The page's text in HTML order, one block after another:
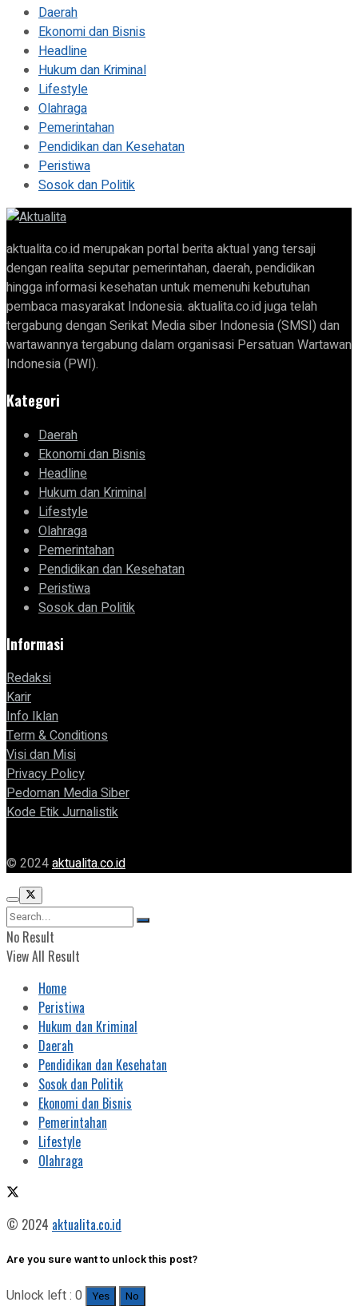
Daerah
Ekonomi dan Bisnis
Headline
Hukum dan Kriminal
Lifestyle
Olahraga
Pemerintahan
Pendidikan dan Kesehatan
Peristiwa
Sosok dan Politik
aktualita.co.id merupakan portal berita aktual yang tersaji
dengan realita seputar pemerintahan, daerah, pendidikan
hingga informasi kesehatan untuk memenuhi kebutuhan
pembaca masyarakat Indonesia. aktualita.co.id juga telah
tergabung dengan Serikat Media siber Indonesia (SMSI) dan
wartawannya tergabung dalam organisasi Persatuan Wartawan
Indonesia (PWI).
Kategori
Daerah
Ekonomi dan Bisnis
Headline
Hukum dan Kriminal
Lifestyle
Olahraga
Pemerintahan
Pendidikan dan Kesehatan
Peristiwa
Sosok dan Politik
Informasi
Redaksi
Karir
Info Iklan
Term & Conditions
Visi dan Misi
Privacy Policy
Pedoman Media Siber
Kode Etik Jurnalistik
© 2024aktualita.co.id
No Result
View All Result
Home
Peristiwa
Hukum dan Kriminal
Daerah
Pendidikan dan Kesehatan
Sosok dan Politik
Ekonomi dan Bisnis
Pemerintahan
Lifestyle
Olahraga
© 2024 aktualita.co.id
Are you sure want to unlock this post?
Unlock left : 0 Yes No